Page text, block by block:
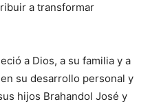
a transformar
a Dios, a su familia y a
su desarrollo personal y
hijos Brahandol José y